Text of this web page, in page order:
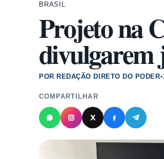
BRASIL
Projeto na
divulgarem
POR REDAÇÃO DIRETO DO PODER•
COMPARTILHAR